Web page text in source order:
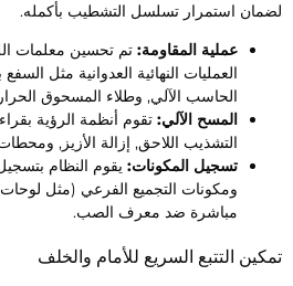
استمرار تسلسل التشطيب بأكمله.
عملية المقاومة:تم تحسين معلمات
العمليات النهائية العدوانية مثل السفع
الحاسب الآلي, وطلاء المسحوق الحراري.
المسح الآلي:تقوم أنظمة الرؤية بقراءة
التشذيب اللاحق, إزالة الأزيز,
تسجيل المكونات:يقوم النظام بتسجيل
مباشرة ضد معرف الصب.
التتبع السريع للأمام والخلف